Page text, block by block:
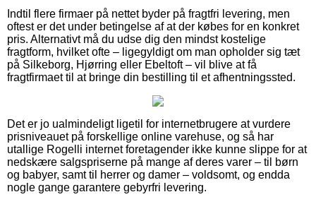
Indtil flere firmaer på nettet byder på fragtfri levering, men
oftest er det under betingelse af at der købes for en konkret
pris. Alternativt må du udse dig den mindst kostelige
fragtform, hvilket ofte – ligegyldigt om man opholder sig tæt
på Silkeborg, Hjørring eller Ebeltoft – vil blive at få
fragtfirmaet til at bringe din bestilling til et afhentningssted.
Det er jo ualmindeligt ligetil for internetbrugere at vurdere
prisniveauet på forskellige online varehuse, og så har
utallige Rogelli internet foretagender ikke kunne slippe for at
nedskære salgspriserne på mange af deres varer – til børn
og babyer, samt til herrer og damer – voldsomt, og endda
nogle gange garantere gebyrfri levering.